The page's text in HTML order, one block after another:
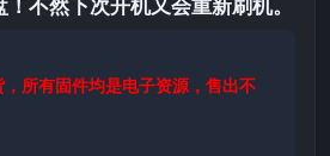
不然下次开机又会重新刷机。
所有固件均是电子资源，售出不